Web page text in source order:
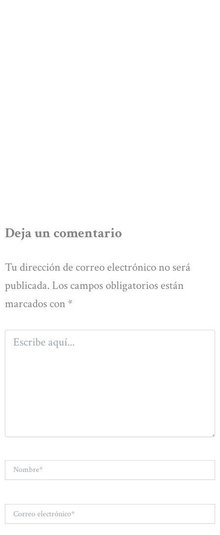
Deja un comentario
Tu dirección de correo electrónico no será
publicada. Los campos obligatorios están
marcados con *
aquí...
electrónico*